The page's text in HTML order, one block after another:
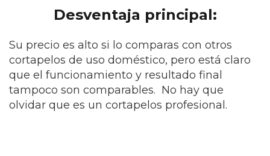
Desventaja principal:
Su precio es alto si lo comparas con otros
cortapelos de uso doméstico, pero está claro
que el funcionamiento y resultado final
tampoco son comparables. No hay que
olvidar que es un cortapelos profesional.